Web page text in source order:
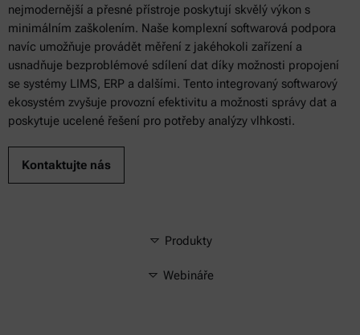
nejmodernější a přesné přístroje poskytují skvělý výkon s
minimálním zaškolením. Naše komplexní softwarová podpora
navíc umožňuje provádět měření z jakéhokoli zařízení a
usnadňuje bezproblémové sdílení dat díky možnosti propojení
se systémy LIMS, ERP a dalšími. Tento integrovaný softwarový
ekosystém zvyšuje provozní efektivitu a možnosti správy dat a
poskytuje ucelené řešení pro potřeby analýzy vlhkosti.
Kontaktujte nás
Produkty
Webináře